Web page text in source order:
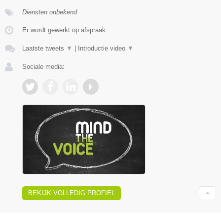
Diensten onbekend
Er wordt gewerkt op afspraak.
Laatste tweets ▼ Introductie video ▼
Sociale media:
BEKIJK VOLLEDIG PROFIEL